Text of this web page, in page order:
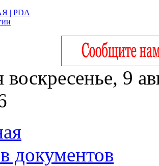
| PDA
воскресенье, 9
документов